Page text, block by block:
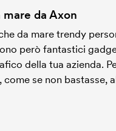
mare da Axon
da mare trendy
però fantastici
della tua azienda.
come se non bastasse,